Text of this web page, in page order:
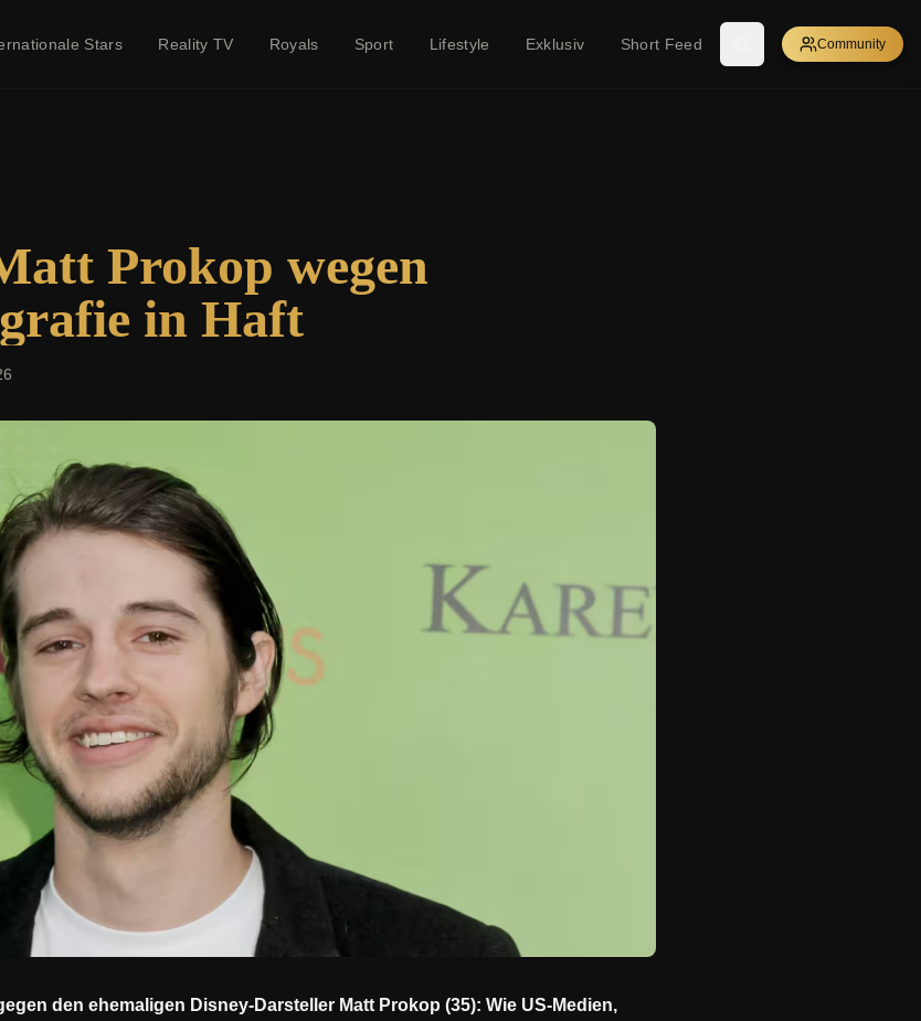
Stars Reality TV Royals Sport Lifestyle Exklusiv Short Feed Community
Prokop wegen
in Haft
den ehemaligen Disney-Darsteller Matt Prokop (35): Wie US-Medien,